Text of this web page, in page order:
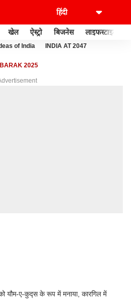
खेल ऐस्ट्रो बिजनेस लाइफस्टाइल
of India INDIA AT 2047
2025
यौम-ए-कुद्स के रूप में मनाया, कारगिल में